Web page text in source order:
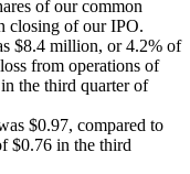
of our common
closing of our IPO.
$8.4 million, or 4.2% of
from operations of
the third quarter of
$0.97, compared to
$0.76 in the third